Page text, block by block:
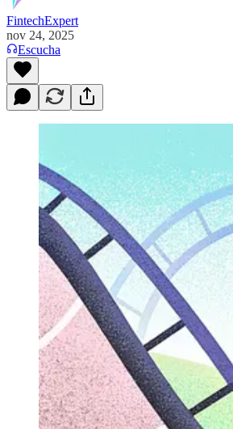
FintechExpert
nov 24, 2025
Escucha